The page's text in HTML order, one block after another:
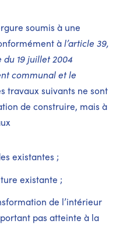
soumis à une
àl’article 39,
19 juillet 2004
communal et le
travaux suivants ne sont
de construire, mais à
existantes ;
existante ;
de l’intérieur
pas atteinte à la